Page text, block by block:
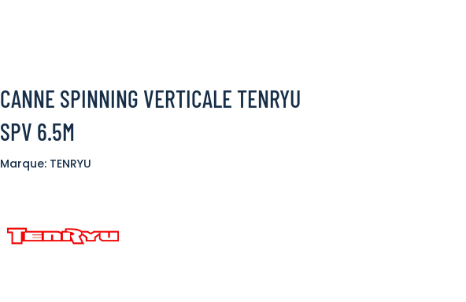
CANNE SPINNING VERTICALE TENRYU
SPV 6.5M
Marque: TENRYU